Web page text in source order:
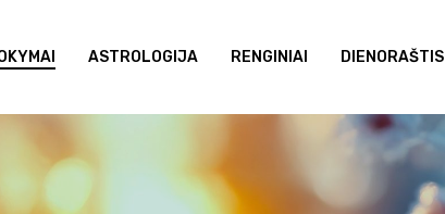
ASTROLOGIJA RENGINIAI DIENORAŠTIS